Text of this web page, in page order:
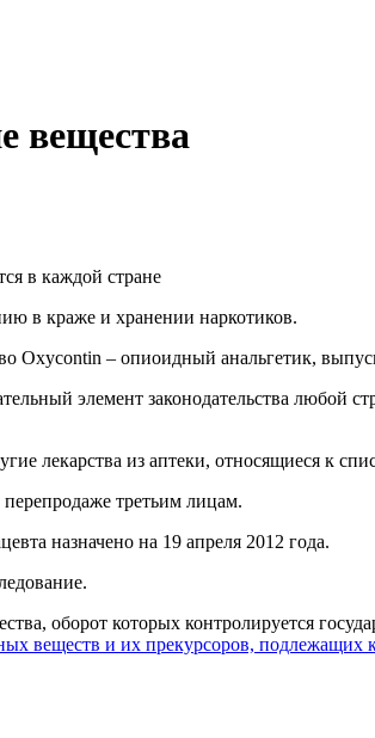
вещества
в каждой стране
в краже и хранении наркотиков.
Oxycontin – опиоидный анальгетик,
элемент законодательства любой
лекарства из аптеки, относящиеся к
перепродаже третьим лицам.
назначено на 19 апреля 2012 года.
оборот которых контролируется
веществ и их прекурсоров,